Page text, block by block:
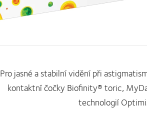
Pro jasné a stabilní vidění při
kontaktní čočky Biofinity® toric,
technologií